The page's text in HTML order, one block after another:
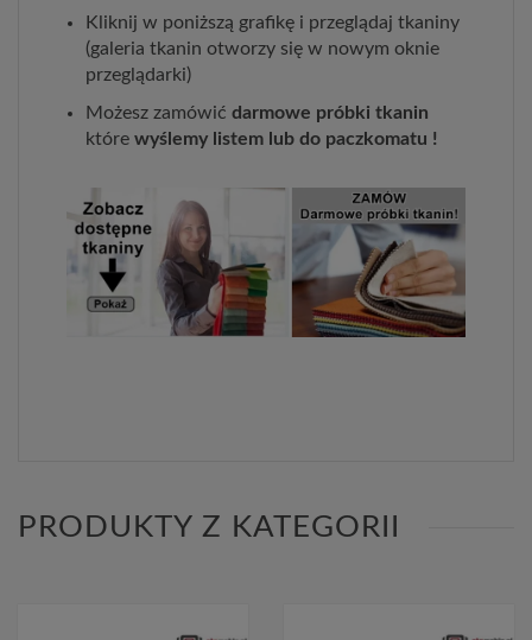
Kliknij w poniższą grafikę i przeglądaj tkaniny
(galeria tkanin otworzy się w nowym oknie
przeglądarki)
Możesz zamówić darmowe próbki tkanin
które wyślemy listem lub do paczkomatu !
PRODUKTY Z KATEGORII